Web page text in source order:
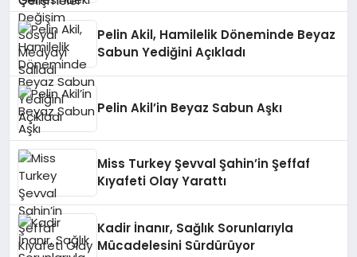
Pelin Akil, Hamilelik Döneminde Beyaz
Sabun Yediğini Açıkladı
Pelin Akil’in Beyaz Sabun Aşkı
Miss Turkey Şevval Şahin’in Şeffaf
Kıyafeti Olay Yarattı
Kadir İnanır, Sağlık Sorunlarıyla
Mücadelesini Sürdürüyor